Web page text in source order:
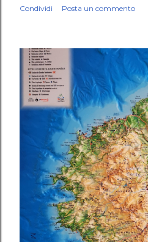
Condividi Posta un commento